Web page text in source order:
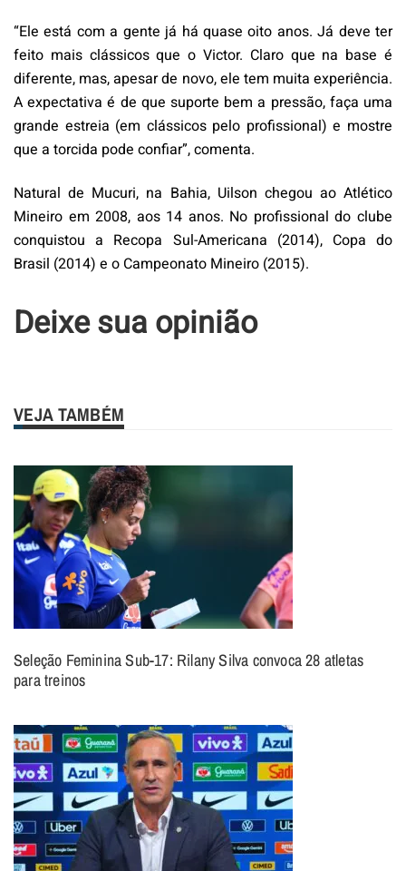
“Ele está com a gente já há quase oito anos. Já deve ter
feito mais clássicos que o Victor. Claro que na base é
diferente, mas, apesar de novo, ele tem muita experiência.
A expectativa é de que suporte bem a pressão, faça uma
grande estreia (em clássicos pelo profissional) e mostre
que a torcida pode confiar”, comenta.
Natural de Mucuri, na Bahia, Uilson chegou ao Atlético
Mineiro em 2008, aos 14 anos. No profissional do clube
conquistou a Recopa Sul-Americana (2014), Copa do
Brasil (2014) e o Campeonato Mineiro (2015).
Deixe sua opinião
VEJA TAMBÉM
Seleção Feminina Sub-17: Rilany Silva convoca 28 atletas
para treinos